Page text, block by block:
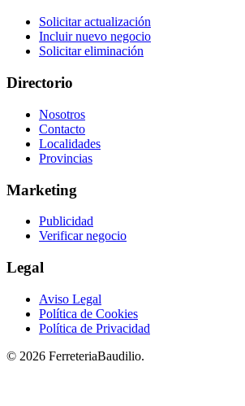
Solicitar actualización
Incluir nuevo negocio
Solicitar eliminación
Directorio
Nosotros
Contacto
Localidades
Provincias
Marketing
Publicidad
Verificar negocio
Legal
Aviso Legal
Política de Cookies
Política de Privacidad
© 2026 FerreteriaBaudilio.